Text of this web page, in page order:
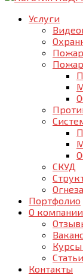
Услуги
СКУД
Портфолио
О компании
Курсы
Статьи
Контакты